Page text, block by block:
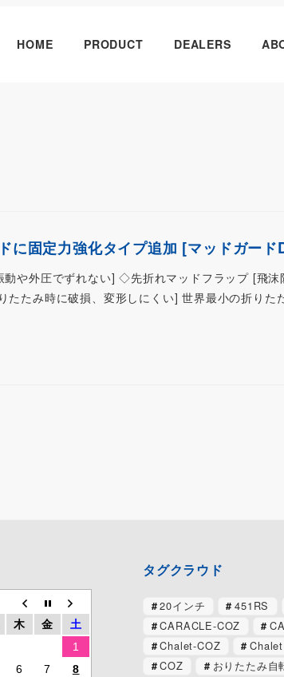
HOME PRODUCT DEALERS
に固定力強化タイプ追加 [マッドガー
や外圧でずれない] ◇先折れマッドフラップ [飛
たたみ時に破損、変形しにくい] 世界最小の折りた
木 金
土
1
6 7
8
タグクラウド
20インチ 451RS
CARACLE-COZ
Chalet-COZ
COZ
おりたたみ自